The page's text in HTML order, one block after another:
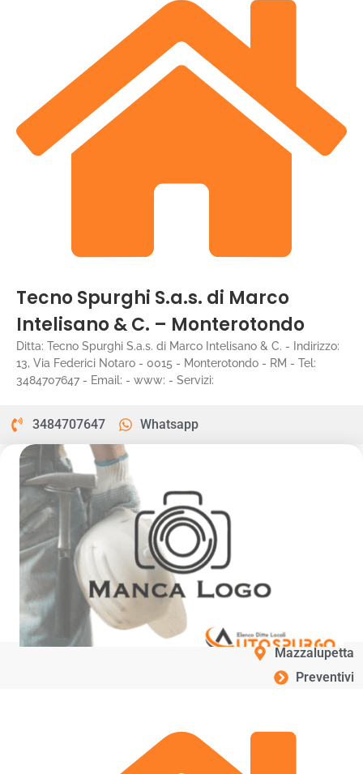
Tecno Spurghi S.a.s. di Marco
Intelisano & C. – Monterotondo
Ditta: Tecno Spurghi S.a.s. di Marco Intelisano & C. - Indirizzo:
13, Via Federici Notaro - 0015 - Monterotondo - RM - Tel:
3484707647 - Email: - www: - Servizi:
3484707647 Whatsapp
Mazzalupetta
Preventivi